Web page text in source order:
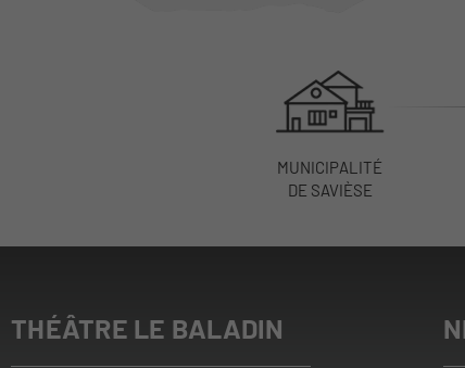
MUNICIPALITÉ
DE SAVIÈSE
THÉÂTRE LE BALADIN